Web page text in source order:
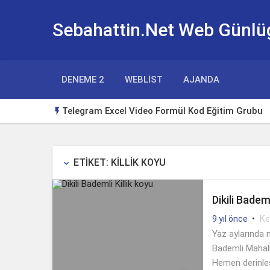
Sebahattin.Net Web
DENEME 2 WEBLIST AJANDA
 Telegram Excel Video Formül Kod Eğitim Grubu
Borsa Takip Makinesi
Excel Klavye Kısayolları
Excelde tutup aşağı çekerek otomatik
Yeni Başlayanlar için Yabancı Dizi Tavsiyeleri
keyboard_arrow_down ETIKET: KILLIK KOYU
Dikili
9 yıl önce •
Yaz
Bademli
Hemen